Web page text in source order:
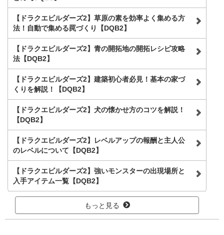
【ドラクエビルダーズ2】草原の素を効率よく集める方
法！自動で集める罠づくり【DQB2】
【ドラクエビルダーズ2】青の開拓地の開拓レシピ攻略
法【DQB2】
【ドラクエビルダーズ2】建築初心者必見！基本の家づ
くりを解説！【DQB2】
【ドラクエビルダーズ2】犬の懐かせ方のコツを解説！
【DQB2】
【ドラクエビルダーズ2】レベルアップの報酬と主人公
のレベルについて【DQB2】
【ドラクエビルダーズ2】強いモンスターの出現場所と
入手アイテム一覧【DQB2】
もっと見る